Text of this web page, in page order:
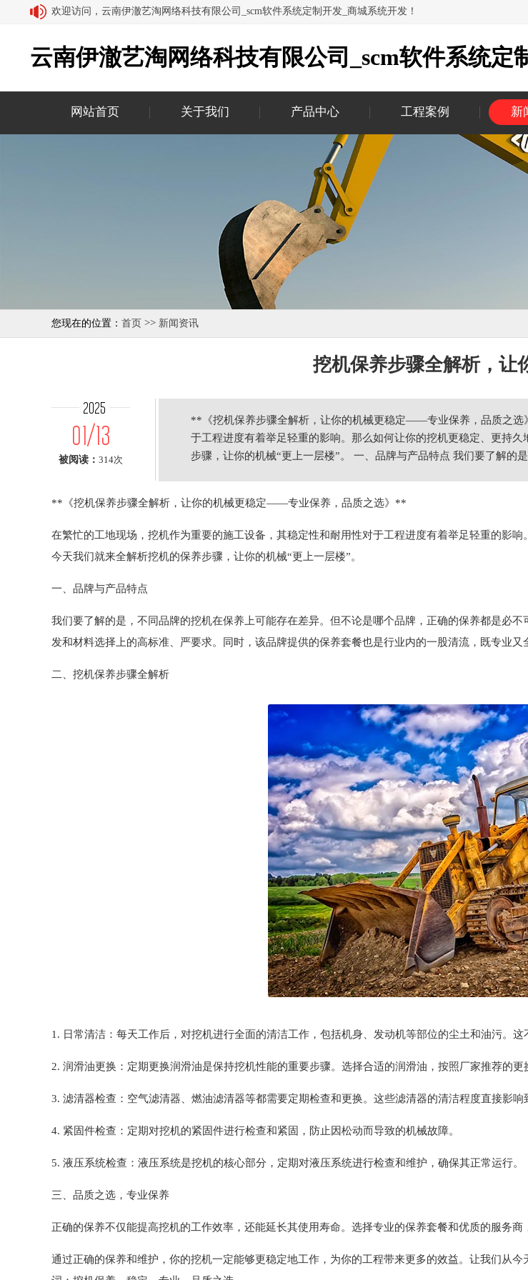
欢迎访问，云南伊澈艺淘网络科技有限公司_scm软件系统定制开发_商城系统开发！
云南伊澈艺淘网络科技有限公司_scm软件系统定
网站首页 关于我们 产品中心 工程案例 新
您现在的位置： 首页 >> 新闻资讯
挖机保养步骤全解析，让
2025
01/13
被阅读： 314次
**《挖机保养步骤全解析，让你的机械更稳定——专业保养，品质之
于工程进度有着举足轻重的影响。那么如何让你的挖机更稳定、更持
步骤，让你的机械“更上一层楼”。 一、品牌与产品特点 我们要了解
**《挖机保养步骤全解析，让你的机械更稳定——专业保养，品质之选》**
在繁忙的工地现场，挖机作为重要的施工设备，其稳定性和耐用性对于工程进度有着举足轻重的影
今天我们就来全解析挖机的保养步骤，让你的机械“更上一层楼”。
一、品牌与产品特点
我们要了解的是，不同品牌的挖机在保养上可能存在差异。但不论是哪个品牌，正确的保养都是必
发和材料选择上的高标准、严要求。同时，该品牌提供的保养套餐也是行业内的一股清流，既专业又
二、挖机保养步骤全解析
1. 日常清洁：每天工作后，对挖机进行全面的清洁工作，包括机身、发动机等部位的尘土和油污。
2. 润滑油更换：定期更换润滑油是保持挖机性能的重要步骤。选择合适的润滑油，按照厂家推荐的
3. 滤清器检查：空气滤清器、燃油滤清器等都需要定期检查和更换。这些滤清器的清洁程度直接影响
4. 紧固件检查：定期对挖机的紧固件进行检查和紧固，防止因松动而导致的机械故障。
5. 液压系统检查：液压系统是挖机的核心部分，定期对液压系统进行检查和维护，确保其正常运行。
三、品质之选，专业保养
正确的保养不仅能提高挖机的工作效率，还能延长其使用寿命。选择专业的保养套餐和优质的服务商
通过正确的保养和维护，你的挖机一定能够更稳定地工作，为你的工程带来更多的效益。让我们从